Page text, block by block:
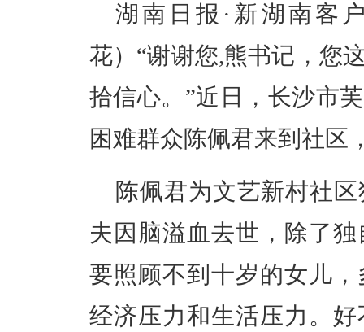
湖南日报·新湖南客
花）“谢谢您,熊书记，您
拾信心。”近日，长沙市
困难群众陈佩君来到社区
陈佩君为文艺新村社
夫因脑溢血去世，除了
要照顾不到十岁的女儿
经济压力和生活压力。